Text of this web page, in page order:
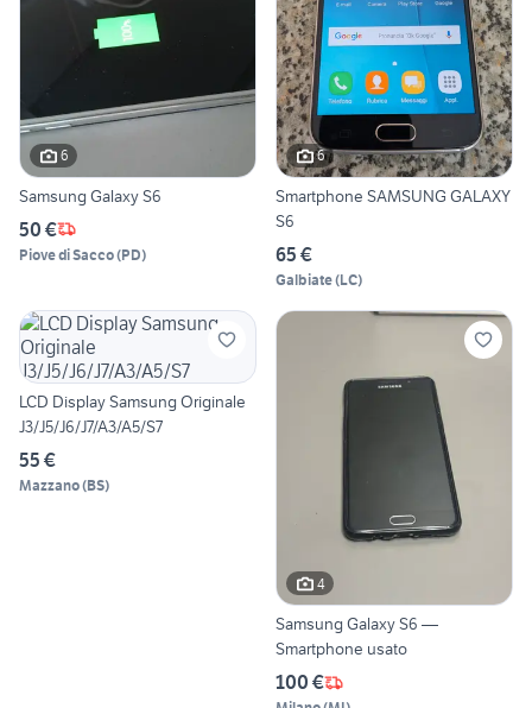
6
Samsung Galaxy S6
50 €
Piove di Sacco(PD)
6
Smartphone SAMSUNG GALAXY
S6
65 €
Galbiate(LC)
LCD Display Samsung Originale
J3/J5/J6/J7/A3/A5/S7
55 €
Mazzano(BS)
4
Samsung Galaxy S6 —
Smartphone usato
100 €